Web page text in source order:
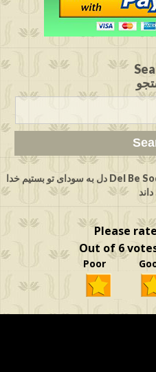
Del Be Sodaye To Bastim Khoda Midanad دل به سودای تو بستیم خدا
Please
Out of 6
Poor